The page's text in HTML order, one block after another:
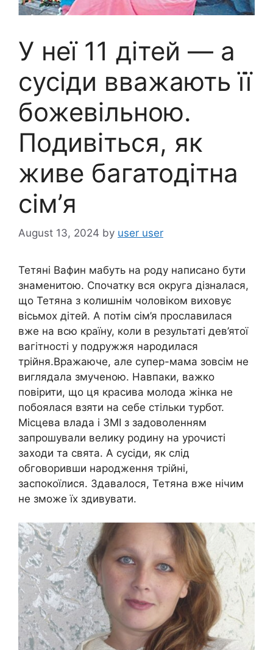
У неї 11 дітей — а
сусіди вважають її
божевільною.
Подивіться, як
живе багатодітна
сім’я
August 13, 2024 by user user
Тетяні Вафин мабуть на роду написано бути
знаменитою. Спочатку вся округа дізналася,
що Тетяна з колишнім чоловіком виховує
вісьмох дітей. А потім сім’я прославилася
вже на всю країну, коли в результаті дев’ятої
вагітності у подружжя народилася
трійня.Вражаюче, але супер-мама зовсім не
виглядала змученою. Навпаки, важко
повірити, що ця красива молода жінка не
побоялася взяти на себе стільки турбот.
Місцева влада і ЗМІ з задоволенням
запрошували велику родину на урочисті
заходи та свята. А сусіди, як слід
обговоривши народження трійні,
заспокоїлися. Здавалося, Тетяна вже нічим
не зможе їх здивувати.